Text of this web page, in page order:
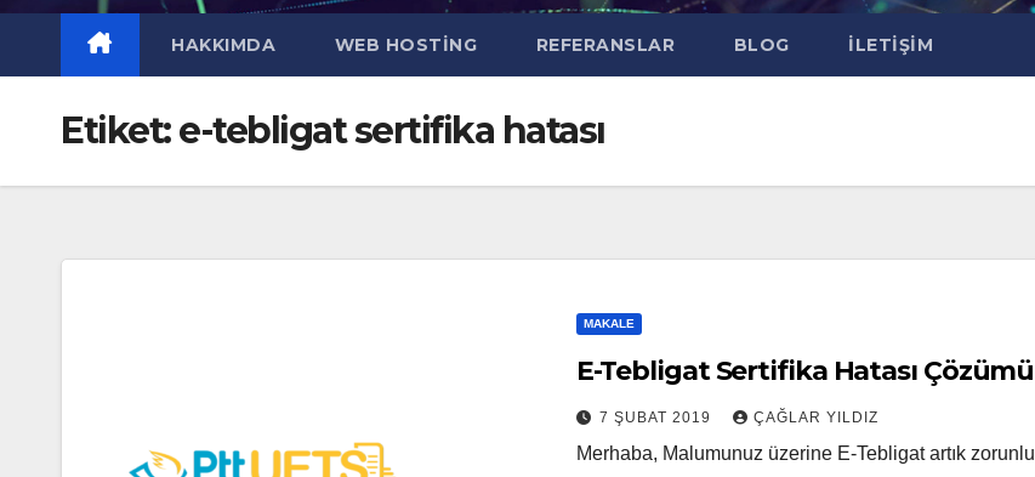
HAKKIMDA WEB HOSTING REFERANSLAR BLOG İLETIŞIM
Etiket:e-tebligat sertifika hatası
MAKALE
E-Tebligat Sertifika Hatası Çözümü
7 ŞUBAT 2019 ÇAĞLAR YILDIZ
Merhaba, Malumunuz üzerine E-Tebligat artık zorunlu